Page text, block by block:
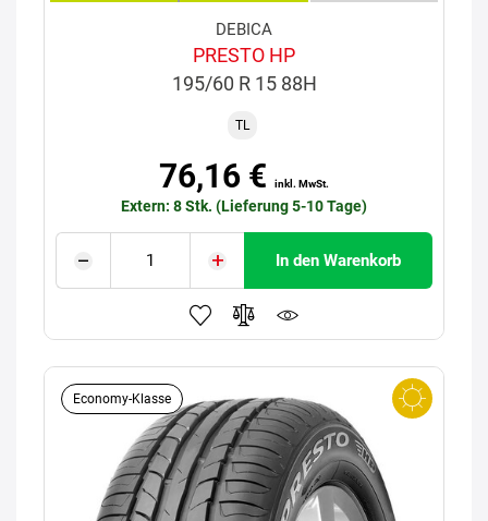
DEBICA
PRESTO HP
195/60 R 15 88H
TL
76,16 € inkl. MwSt.
Extern: 8 Stk. (Lieferung 5-10 Tage)
In den Warenkorb
Economy-Klasse